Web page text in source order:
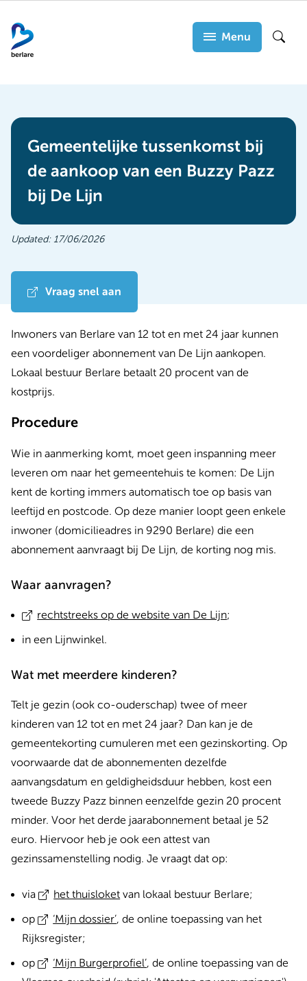
en
naar
Menu
Gemeentelijke tussenkomst bij
de aankoop van een Buzzy Pazz
bij De Lijn
Updated: 17/06/2026
Vraag snel aan
Inwoners van Berlare van 12 tot en met 24 jaar kunnen
een voordeliger abonnement van De Lijn aankopen.
Lokaal bestuur Berlare betaalt 20 procent van de
kostprijs.
Procedure
Wie in aanmerking komt, moet geen inspanning meer
leveren om naar het gemeentehuis te komen: De Lijn
kent de korting immers automatisch toe op basis van
leeftijd en postcode. Op deze manier loopt geen enkele
inwoner (domicilieadres in 9290 Berlare) die een
abonnement aanvraagt bij De Lijn, de korting nog mis.
Waar aanvragen?
rechtstreeks op de website van De Lijn;
in een Lijnwinkel.
Wat met meerdere kinderen?
Telt je gezin (ook co-ouderschap) twee of meer
kinderen van 12 tot en met 24 jaar? Dan kan je de
gemeentekorting cumuleren met een gezinskorting. Op
voorwaarde dat de abonnementen dezelfde
aanvangsdatum en geldigheidsduur hebben, kost een
tweede Buzzy Pazz binnen eenzelfde gezin 20 procent
minder. Voor het derde jaarabonnement betaal je 52
euro. Hiervoor heb je ook een attest van
gezinssamenstelling nodig. Je vraagt dat op:
via het thuisloket van lokaal bestuur Berlare;
op
‘Mijn dossier’, de online toepassing van het
Rijksregister;
op
‘Mijn Burgerprofiel’, de online toepassing van de